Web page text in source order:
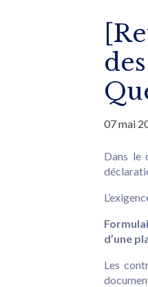
07 mai
Dans le
d’une
Les